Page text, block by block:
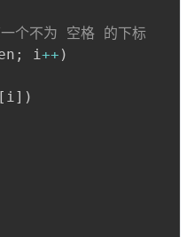
个不为 空格 的下标
; i++ )
[ i] )